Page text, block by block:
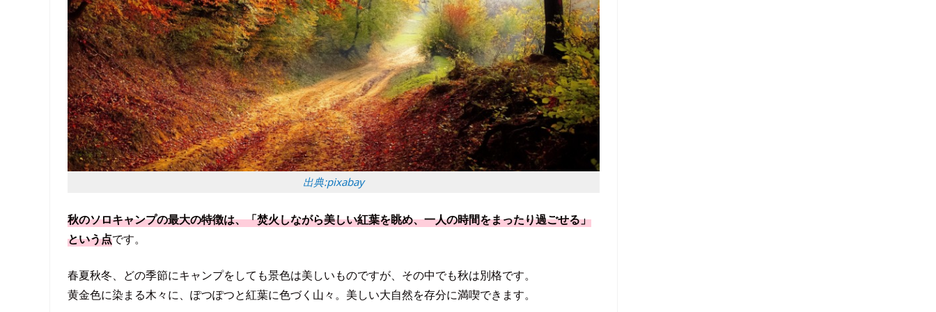
出典:pixabay
秋のソロキャンプの最大の特徴は、「焚火しながら美しい紅葉を眺め、一人の時間をまったり過ごせる」
という点です。
春夏秋冬、どの季節にキャンプをしても景色は美しいものですが、その中でも秋は別格です。
黄金色に染まる木々に、ぽつぽつと紅葉に色づく山々。美しい大自然を存分に満喫できます。